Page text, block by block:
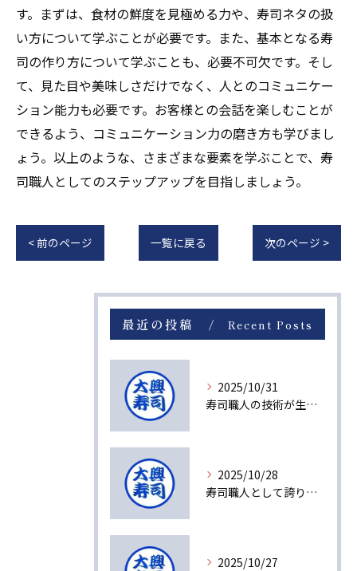
す。まずは、食材の鮮度を見極める力や、寿司ネタの扱
い方について学ぶことが必要です。また、基本となる寿
司の作り方について学ぶことも、必要不可欠です。そし
て、見た目や美味しさだけでなく、人とのコミュニケー
ション能力も必要です。お客様との会話を楽しむことが
できるよう、コミュニケーション力の磨き方も学びまし
ょう。以上のような、さまざまな要素を学ぶことで、寿
司職人としてのステップアップを目指しましょう。
< 前のページ 一覧に戻る 次のページ >
最近の投稿 Recent Posts
2025/10/31
寿司職人の技術が生み出す感動の瞬間
2025/10/28
寿司職人として誇りを持てる理由とは
2025/10/27